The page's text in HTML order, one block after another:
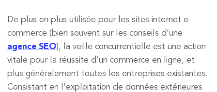
De plus en plus utilisée pour les sites internet e-
commerce (bien souvent sur les conseils d’une
agence SEO), la veille concurrentielle est une action
vitale pour la réussite d’un commerce en ligne, et
plus généralement toutes les entreprises existantes.
Consistant en l’exploitation de données extérieures